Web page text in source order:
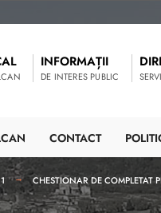
INFORMAȚII
DE INTERES PUBLIC
CONTACT
CHESTIONAR DE COMPLETAT